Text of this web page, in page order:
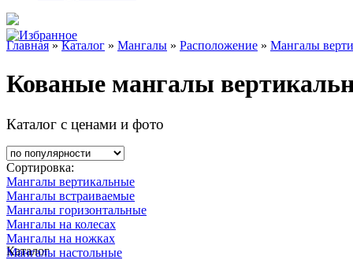
Главная»Каталог » Мангалы » Расположение » Мангалы
Кованые мангалы
Каталог с ценами и фото
Сортировка:
Мангалы вертикальные
Мангалы встраиваемые
Мангалы горизонтальные
Мангалы на колесах
Мангалы на ножках
Мангалы настольные
Каталог